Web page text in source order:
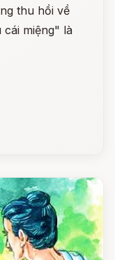
thu hồi về
miệng" là